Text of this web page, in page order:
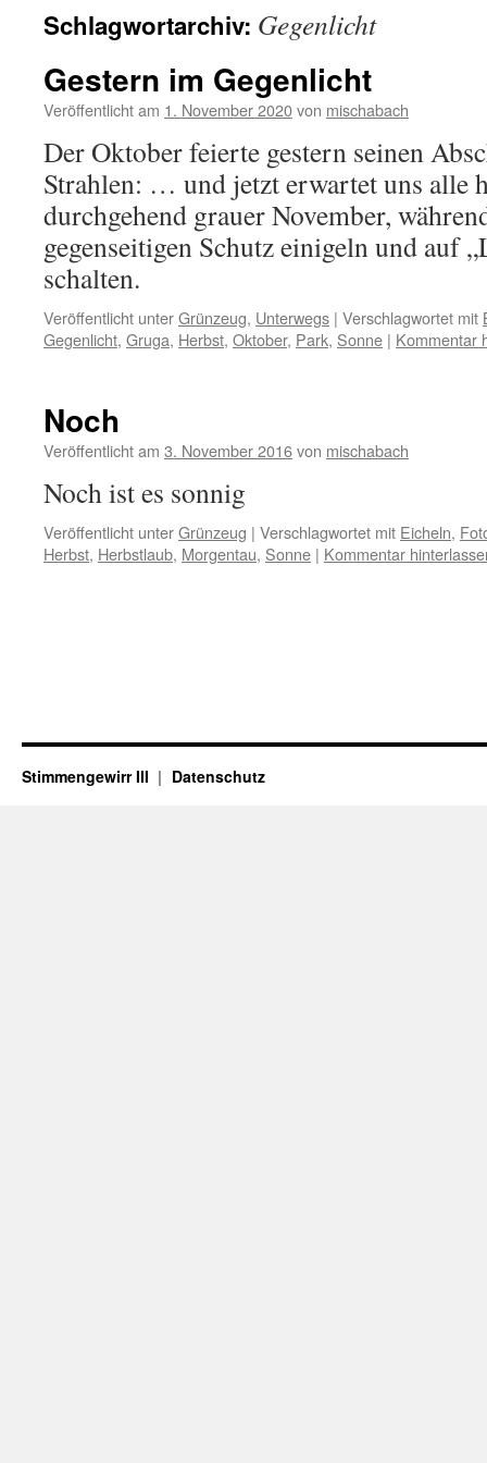
Schlagwortarchiv: Gegenlicht
Gestern im Gegenlicht
Veröffentlicht am 1. November 2020von mischabach
Der Oktober feierte gestern seinen
Strahlen: … und jetzt erwartet uns alle
durchgehend grauer November,
gegenseitigen Schutz einigeln und auf
schalten.
Veröffentlicht unterGrünzeug, Unterwegs | Verschlagwortet mit
Gegenlicht, Gruga, Herbst, Oktober, Park, Sonne | Kommentar
Noch
Veröffentlicht am 3. November 2016von mischabach
Noch ist es sonnig
Veröffentlicht unterGrünzeug | Verschlagwortet mit Eicheln,
Herbst, Herbstlaub, Morgentau, Sonne | Kommentar
Stimmengewirr III Datenschutz